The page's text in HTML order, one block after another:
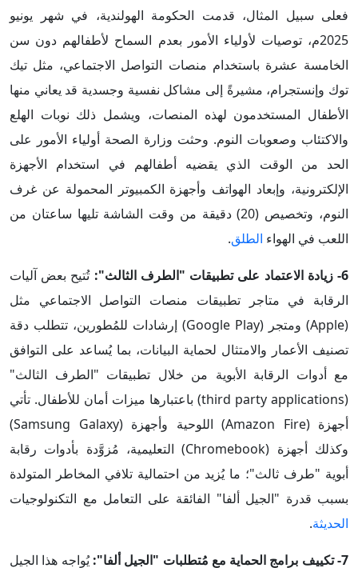
فعلى سبيل المثال، قدمت الحكومة الهولندية، في شهر يونيو
2025م، توصيات لأولياء الأمور بعدم السماح لأطفالهم دون سن
الخامسة عشرة باستخدام منصات التواصل الاجتماعي، مثل تيك
توك وإنستجرام، مشيرةً إلى مشاكل نفسية وجسدية قد يعاني منها
الأطفال المستخدمون لهذه المنصات، ويشمل ذلك نوبات الهلع
والاكتئاب وصعوبات النوم. وحثت وزارة الصحة أولياء الأمور على
الحد من الوقت الذي يقضيه أطفالهم في استخدام الأجهزة
الإلكترونية، وإبعاد الهواتف وأجهزة الكمبيوتر المحمولة عن غرف
النوم، وتخصيص (20) دقيقة من وقت الشاشة تليها ساعتان من
اللعب في الهواء الطلق.
6- زيادة الاعتماد على تطبيقات "الطرف الثالث":
تُتيح بعض آليات
الرقابة في متاجر تطبيقات منصات التواصل الاجتماعي مثل
(Apple) ومتجر (Google Play) إرشادات للمُطورين، تتطلب دقة
تصنيف الأعمار والامتثال لحماية البيانات، بما يُساعد على التوافق
مع أدوات الرقابة الأبوية من خلال تطبيقات "الطرف الثالث"
(third party applications) باعتبارها ميزات أمان للأطفال. تأتي
أجهزة (Amazon Fire) اللوحية وأجهزة (Samsung Galaxy)
وكذلك أجهزة (Chromebook) التعليمية، مُزوَّدة بأدوات رقابة
أبوية "طرف ثالث"؛ ما يُزيد من احتمالية تلافي المخاطر المتولدة
بسبب قدرة "الجيل ألفا" الفائقة على التعامل مع التكنولوجيات
الحديثة.
7- تكييف برامج الحماية مع مُتطلبات "الجيل ألفا": يُواجه هذا الجيل